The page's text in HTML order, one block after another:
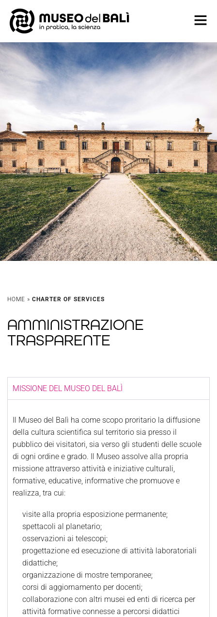
HOME » CHARTER OF SERVICES
AMMINISTRAZIONE
TRASPARENTE
MISSIONE DEL MUSEO DEL BALÌ
Il Museo del Balì ha come scopo proritario la diffusione
della cultura scientifica sul territorio sia presso il
pubblico dei visitatori, sia verso gli studenti delle scuole
di ogni ordine e grado. Il Museo assolve alla propria
missione attraverso attività e iniziative culturali,
formative, educative, informative che promuove e
realizza, tra cui:
visite alla propria esposizione permanente;
spettacoli al planetario;
osservazioni ai telescopi;
progettazione ed esecuzione di attività laboratoriali
didattiche;
organizzazione di mostre temporanee;
corsi di aggiornamento per docenti;
collaborazione con altri musei ed enti di ricerca per
attività formative connesse a percorsi didattici